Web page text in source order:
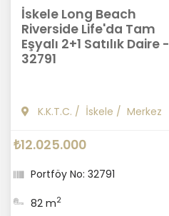
İskele Long Beach
Riverside Life'da Tam
Eşyalı 2+1 Satılık Daire -
32791
K.K.T.C. / İskele / Merkez
₺12.025.000
Portföy No: 32791
82 m2